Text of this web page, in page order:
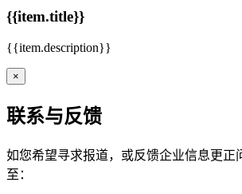
{{item.title}}
{{item.description}}
×
联系与反馈
如您希望寻求报道，或反馈企业信息更正
至：